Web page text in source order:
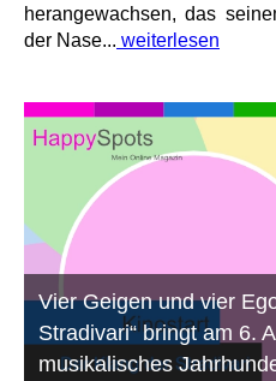
herangewachsen, das
der Nase... weiterlesen
Vier Geigen und vier
Stradivari“ bringt am 6.
musikalisches